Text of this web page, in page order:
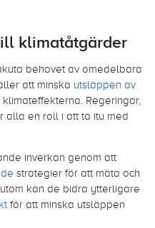
klimatåtgärder
behovet av omedelbara
att minska utsläppen av
Regeringar,
alla en roll i att ta itu med
inverkan genom att
strategier för att mäta och
kan de bidra ytterligare
för att minska utsläppen